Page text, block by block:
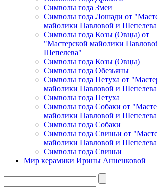
Символы года Змеи
Символы года Лошади от
майолики Павловой и
Символы года Козы (Овцы) от
"Мастерской майолики
Шепелева"
Символы года Козы (Овцы)
Символы года Обезьяны
Символы года Петуха от
майолики Павловой и
Символы года Петуха
Символы года Собаки от
майолики Павловой и
Символы года Собаки
Символы года Свиньи от
майолики Павловой и
Символы года Свиньи
Мир керамики Ирины Анненковой